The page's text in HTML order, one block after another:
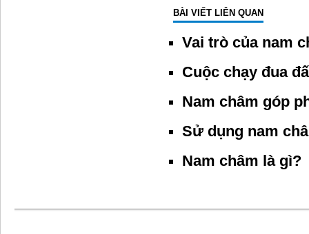
BÀI VIẾT LIÊN QUAN
Vai trò của nam
Cuộc chạy đua
Nam châm góp
Sử dụng nam
Nam châm là gì?